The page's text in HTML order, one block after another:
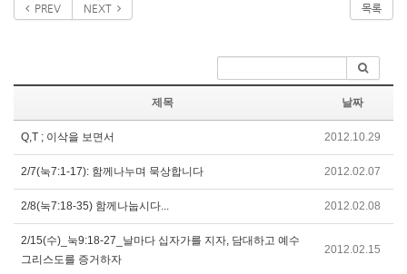
PREV NEXT 목록
제목 날짜
Q,T ; 이삭을 보면서 2012.10.29
2/7(눅7:1-17): 함께나누며 묵상합니다 2012.02.07
2/8(눅7:18-35) 함께나눕시다... 2012.02.08
2/15(수)_눅9:18-27_날마다 십자가를 지자, 담대하고 예수
그리스도를 증거하자
2012.02.15